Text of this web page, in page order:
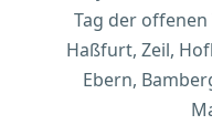
Tag der
Haßfurt, Zeil,
Ebern,